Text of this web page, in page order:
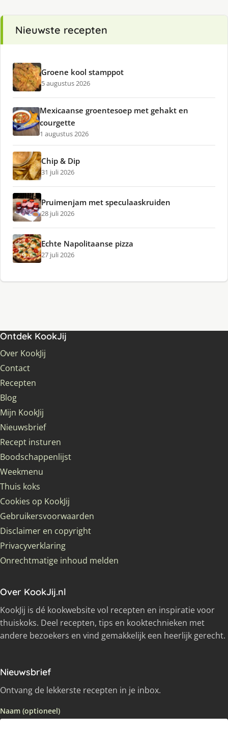
Nieuwste recepten
Groene kool stamppot
5 augustus 2026
Mexicaanse groentesoep met gehakt en
courgette
1 augustus 2026
Chip & Dip
31 juli 2026
Pruimenjam met speculaaskruiden
28 juli 2026
Echte Napolitaanse pizza
27 juli 2026
Ontdek KookJij
Over KookJij
Contact
Recepten
Blog
Mijn KookJij
Nieuwsbrief
Recept insturen
Boodschappenlijst
Weekmenu
Thuis koks
Cookies op KookJij
Gebruikersvoorwaarden
Disclaimer en copyright
Privacyverklaring
Onrechtmatige inhoud melden
Over KookJij.nl
KookJij is dé kookwebsite vol recepten en inspiratie voor
thuiskoks. Deel recepten, tips en kooktechnieken met
andere bezoekers en vind gemakkelijk een heerlijk gerecht.
Nieuwsbrief
Ontvang de lekkerste recepten in je inbox.
Naam (optioneel)